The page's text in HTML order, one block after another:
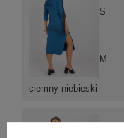
ciemny niebieski
S
M